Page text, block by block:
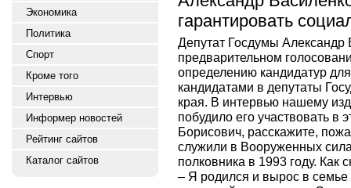
Экономика
Политика
Спорт
Кроме того
Интервью
Информер новостей
Рейтинг сайтов
Каталог сайтов
гарантировать
Депутат Госдумы Александр
предварительном
определению кандидатур
кандидатами в депутаты
края. В интервью нашему
побудило его участвовать в
Борисович, расскажите,
служили в Вооруженных
полковника в 1993 году.
– Я родился и вырос в семье